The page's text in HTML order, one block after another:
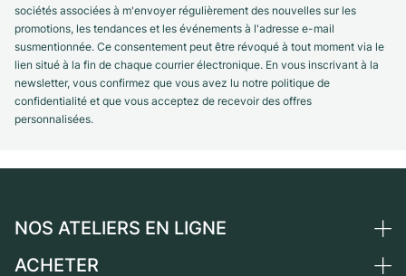
sociétés associées à m'envoyer régulièrement des nouvelles sur les
promotions, les tendances et les événements à l'adresse e-mail
susmentionnée. Ce consentement peut être révoqué à tout moment via le
lien situé à la fin de chaque courrier électronique. En vous inscrivant à la
newsletter, vous confirmez que vous avez lu notre politique de
confidentialité et que vous acceptez de recevoir des offres
personnalisées.
NOS ATELIERS EN LIGNE
Allemagne
ACHETER